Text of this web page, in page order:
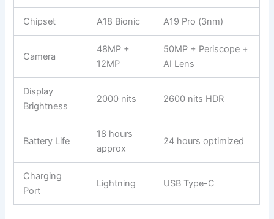
Chipset A18 Bionic A19 Pro (3nm)
Camera
48MP +
12MP
50MP + Periscope +
AI Lens
Display
Brightness
2000 nits 2600 nits HDR
Battery Life
18 hours
approx
24 hours optimized
Charging
Port
Lightning USB Type-C